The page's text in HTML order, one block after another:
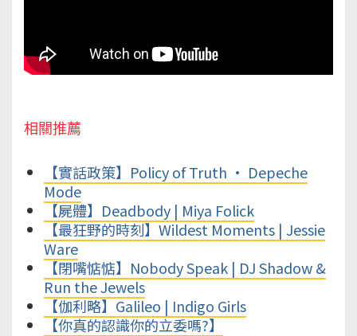
相關推薦
【實話政策】Policy of Truth • Depeche
Mode
【屍體】Deadbody | Miya Folick
【最狂野的時刻】Wildest Moments | Jessie
Ware
【閉嘴惦惦】Nobody Speak | DJ Shadow &
Run the Jewels
【伽利略】Galileo | Indigo Girls
【你真的認識你的立委嗎?】